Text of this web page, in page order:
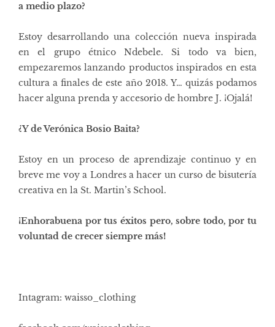
a medio plazo?
Estoy desarrollando una colección nueva inspirada
en el grupo étnico Ndebele. Si todo va bien,
empezaremos lanzando productos inspirados en esta
cultura a finales de este año 2018. Y… quizás podamos
hacer alguna prenda y accesorio de hombre J. ¡Ojalá!
¿Y de Verónica Bosio Baita?
Estoy en un proceso de aprendizaje continuo y en
breve me voy a Londres a hacer un curso de bisutería
creativa en la St. Martin’s School.
¡Enhorabuena por tus éxitos pero, sobre todo, por tu
voluntad de crecer siempre más!
Intagram: waisso_clothing